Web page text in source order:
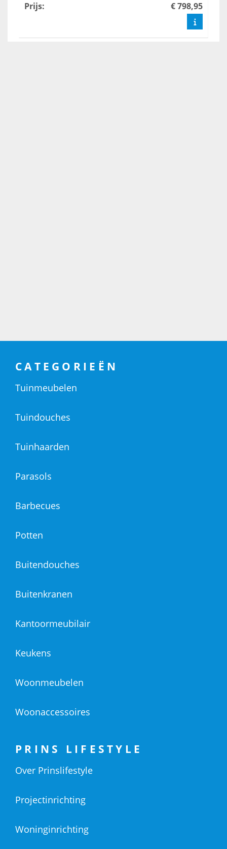
Prijs: € 798,95
CATEGORIEËN
Tuinmeubelen
Tuindouches
Tuinhaarden
Parasols
Barbecues
Potten
Buitendouches
Buitenkranen
Kantoormeubilair
Keukens
Woonmeubelen
Woonaccessoires
PRINS LIFESTYLE
Over Prinslifestyle
Projectinrichting
Woninginrichting